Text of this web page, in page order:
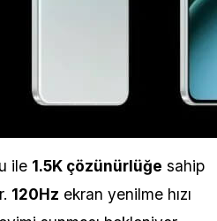
ile 1.5K çözünürlüğe sahip
120Hz ekran yenilme hızı